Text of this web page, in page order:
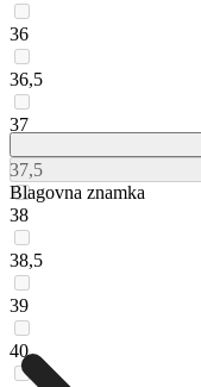
36
36,5
37
37,5
38
38,5
39
40
Blagovna znamka